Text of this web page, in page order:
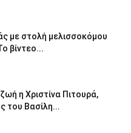
με στολή μελισσοκόμου
βίντεο...
η Χριστίνα Πιτουρά,
του Βασίλη...